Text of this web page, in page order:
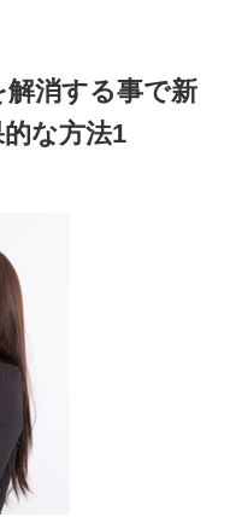
消する事で新
な方法1